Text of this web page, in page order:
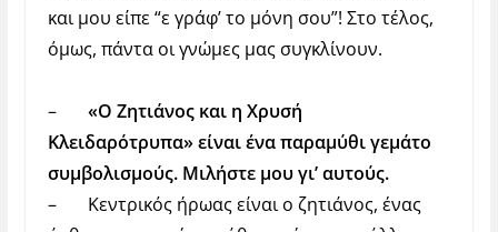
και μου είπε “ε γράφ’ το μόνη σου”! Στο τέλος,
όμως, πάντα οι γνώμες μας συγκλίνουν.
–
«Ο Ζητιάνος και η Χρυσή
Κλειδαρότρυπα» είναι ένα παραμύθι γεμάτο
συμβολισμούς. Μιλήστε μου γι’ αυτούς.
–
Κεντρικός ήρωας είναι ο ζητιάνος, ένας